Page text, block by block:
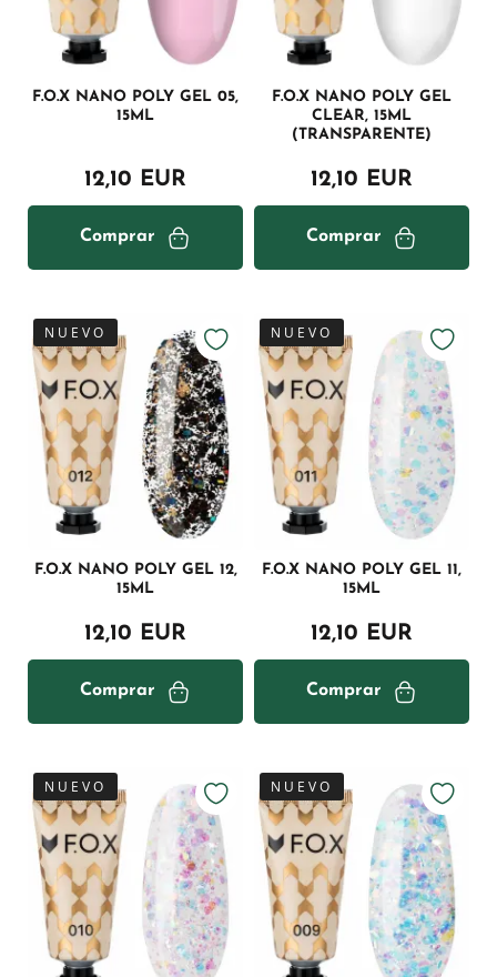
F.O.X NANO POLY GEL 05,
15ML
12,10 EUR
Comprar
F.O.X NANO POLY GEL
CLEAR, 15ML
(TRANSPARENTE)
12,10 EUR
Comprar
NUEVO
F.O.X NANO POLY GEL 12,
15ML
12,10 EUR
Comprar
NUEVO
F.O.X NANO POLY GEL 11,
15ML
12,10 EUR
Comprar
NUEVO NUEVO